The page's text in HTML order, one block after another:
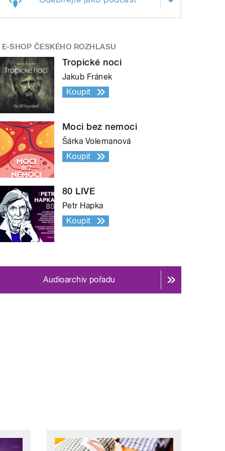
E-SHOP ČESKÉHO ROZHLASU
Tropické noci
Jakub Fránek
Koupit
Moci bez nemoci
Šárka Volemanová
Koupit
80 LIVE
Petr Hapka
Koupit
Audioarchiv pořadu